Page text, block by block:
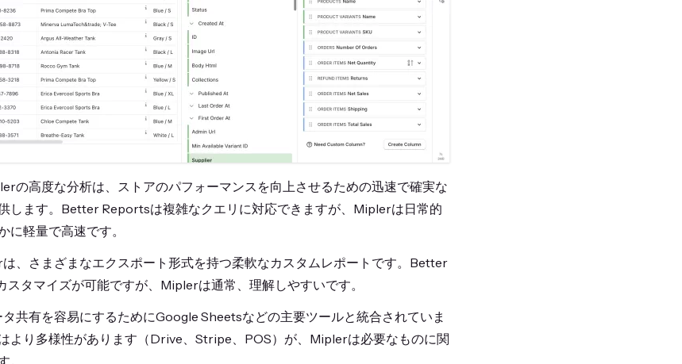
の高度な分析は、ストアのパフォーマンスを向上させるための迅速で確実な
します。Better Reportsは複雑なクエリに対応できますが、Miplerは日常的
に軽量で高速です。
、さまざまなエクスポート形式を持つ柔軟なカスタムレポートです。Better
タマイズが可能ですが、Miplerは通常、理解しやすいです。
共有を容易にするためにGoogle Sheetsなどの主要ツールと統合されていま
より多様性があります（Drive、Stripe、POS）が、Miplerは必要なものに関
。